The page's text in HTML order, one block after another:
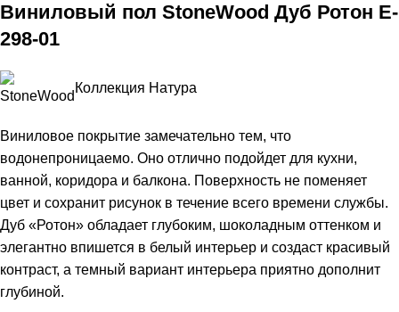
Виниловый пол StoneWood Дуб Ротон E-
298-01
Коллекция Натура
Виниловое покрытие замечательно тем, что
водонепроницаемо. Оно отлично подойдет для кухни,
ванной, коридора и балкона. Поверхность не поменяет
цвет и сохранит рисунок в течение всего времени службы.
Дуб «Ротон» обладает глубоким, шоколадным оттенком и
элегантно впишется в белый интерьер и создаст красивый
контраст, а темный вариант интерьера приятно дополнит
глубиной.